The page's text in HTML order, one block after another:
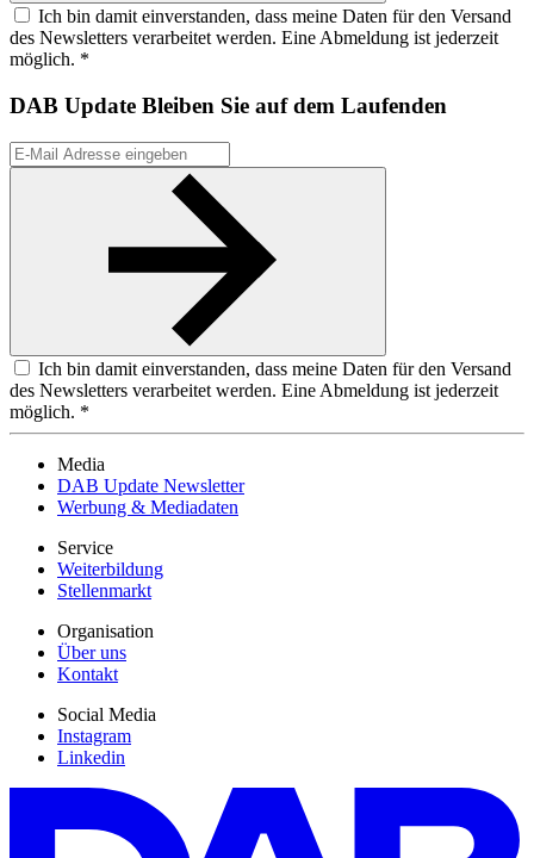
Ich bin damit einverstanden, dass meine Daten für den Versand
des Newsletters verarbeitet werden. Eine Abmeldung ist jederzeit
möglich. *
DAB Update Bleiben Sie auf dem Laufenden
Ich bin damit einverstanden, dass meine Daten für den Versand
des Newsletters verarbeitet werden. Eine Abmeldung ist jederzeit
möglich. *
Media
DAB Update Newsletter
Werbung & Mediadaten
Service
Weiterbildung
Stellenmarkt
Organisation
Über uns
Kontakt
Social Media
Instagram
Linkedin